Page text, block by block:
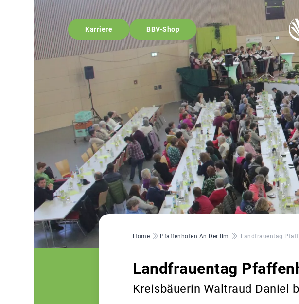
Karriere BBV-Shop
Pfadnavigation
Home Pfaffenhofen An Der Ilm Landfrauentag
Landfrauentag
Kreisbäuerin Waltraud Daniel